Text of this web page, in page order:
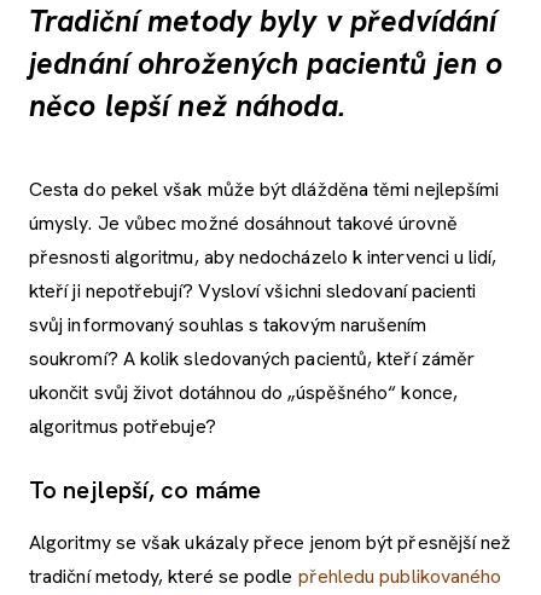
Tradiční metody byly v předvídání
jednání ohrožených pacientů jen o
něco lepší než náhoda.
Cesta do pekel však může být dlážděna těmi nejlepšími
úmysly. Je vůbec možné dosáhnout takové úrovně
přesnosti algoritmu, aby nedocházelo k intervenci u lidí,
kteří ji nepotřebují? Vysloví všichni sledovaní pacienti
svůj informovaný souhlas s takovým narušením
soukromí? A kolik sledovaných pacientů, kteří záměr
ukončit svůj život dotáhnou do „úspěšného“ konce,
algoritmus potřebuje?
To nejlepší, co máme
Algoritmy se však ukázaly přece jenom být přesnější než
tradiční metody, které se podle přehledu publikovaného